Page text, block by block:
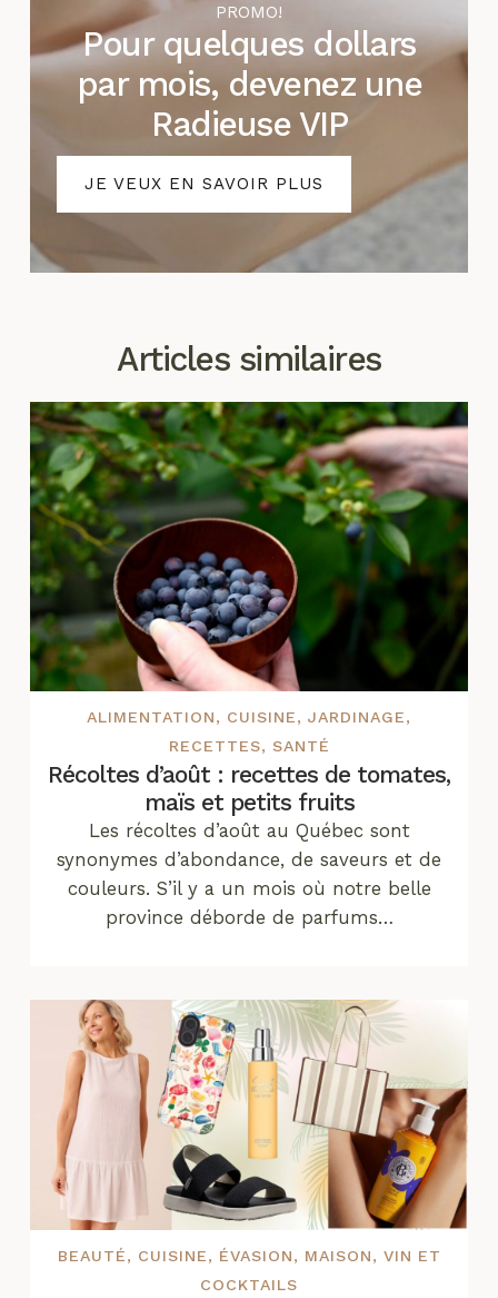
PROMO!
Pour quelques dollars
par mois, devenez une
Radieuse VIP
JE VEUX EN SAVOIR PLUS
Articles similaires
ALIMENTATION, CUISINE, JARDINAGE,
RECETTES, SANTÉ
Récoltes d’août : recettes de tomates,
maïs et petits fruits
Les récoltes d’août au Québec sont
synonymes d’abondance, de saveurs et de
couleurs. S’il y a un mois où notre belle
province déborde de parfums…
BEAUTÉ, CUISINE, ÉVASION, MAISON, VIN ET
COCKTAILS